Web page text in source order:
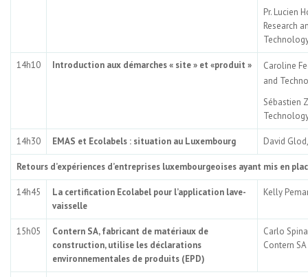
Pr. Lucien
Research
14h10 Introduction aux démarches « site » et «produit »
Caroline
and
Sébastien
14h30 EMAS et Ecolabels : situation au Luxembourg David
Retours d’expériences d’entreprises luxembourgeoises ayant mis en
14h45
La certification Ecolabel pour l’application lave-
vaisselle
Kelly
15h05
Contern SA, fabricant de matériaux de
construction, utilise les déclarations
environnementales de produits (EPD)
Carlo
Contern SA